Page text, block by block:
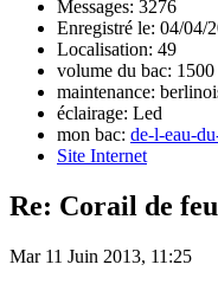
Messages: 3276
Enregistré le: 04/04/
Localisation: 49
volume du bac: 1500
maintenance:
éclairage: Led
mon bac: de-l-eau-
Site Internet
Re: Corail de
Mar 11 Juin 2013, 11:25